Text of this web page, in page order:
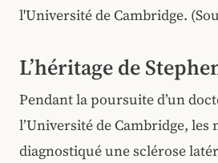
l'Université de Cambridge.
L’héritage de
Pendant la poursuite d’un
l’Université de Cambridge,
diagnostiqué une sclérose